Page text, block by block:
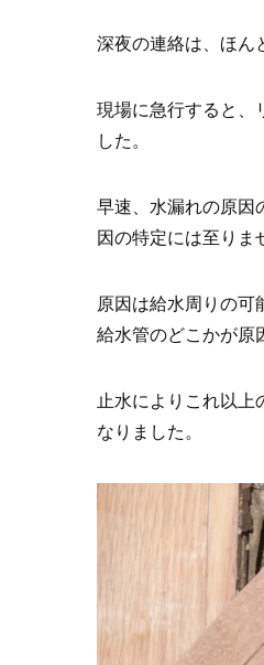
深夜の連絡は、ほん
現場に急行すると、
した。
早速、水漏れの原因
因の特定には至りま
原因は給水周りの可
給水管のどこかが原
止水によりこれ以上
なりました。